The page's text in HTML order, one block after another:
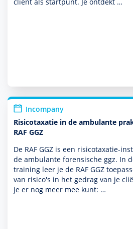
Incompany
Risicotaxatie in de ambulante
RAF GGZ
De RAF GGZ is een risicotaxatie-
de ambu­lante foren­sische ggz. In
training leer je de RAF GGZ
van risico's in het gedrag van je
je er nog meer mee kunt: …